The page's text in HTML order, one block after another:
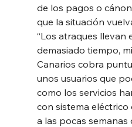
de los pagos o
que la situación
“Los atraques llevan
demasiado tiempo,
Canarios cobra
unos usuarios que
como los servicios
con sistema
a las pocas semanas